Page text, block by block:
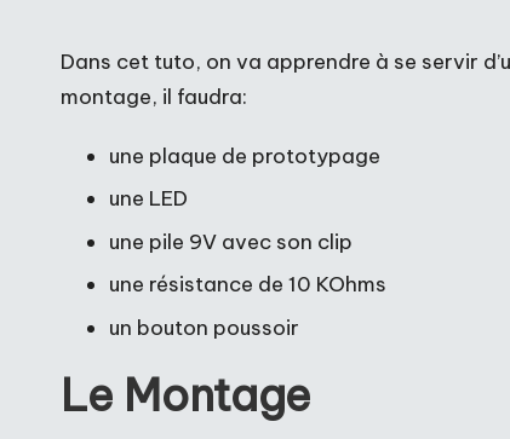
Dans cet tuto, on va apprendre à se servir
montage, il faudra:
une plaque de prototypage
une LED
une pile 9V avec son clip
une résistance de 10 KOhms
un bouton poussoir
Le Montage